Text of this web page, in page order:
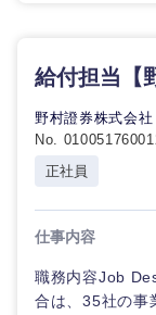
給付担当【
野村證券株式会社
No.
正社員
仕事内容
職務内容Job
合は、35社の事